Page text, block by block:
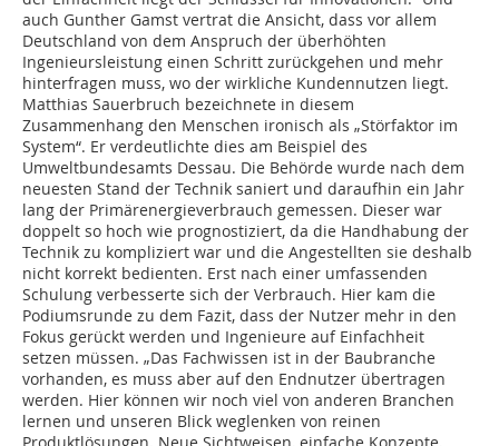
auch Gunther Gamst vertrat die Ansicht, dass vor allem
Deutschland von dem Anspruch der überhöhten
Ingenieursleistung einen Schritt zurückgehen und mehr
hinterfragen muss, wo der wirkliche Kundennutzen liegt.
Matthias Sauerbruch bezeichnete in diesem
Zusammenhang den Menschen ironisch als „Störfaktor im
System“. Er verdeutlichte dies am Beispiel des
Umweltbundesamts Dessau. Die Behörde wurde nach dem
neuesten Stand der Technik saniert und daraufhin ein Jahr
lang der Primärenergieverbrauch gemessen. Dieser war
doppelt so hoch wie prognostiziert, da die Handhabung der
Technik zu kompliziert war und die Angestellten sie deshalb
nicht korrekt bedienten. Erst nach einer umfassenden
Schulung verbesserte sich der Verbrauch. Hier kam die
Podiumsrunde zu dem Fazit, dass der Nutzer mehr in den
Fokus gerückt werden und Ingenieure auf Einfachheit
setzen müssen. „Das Fachwissen ist in der Baubranche
vorhanden, es muss aber auf den Endnutzer übertragen
werden. Hier können wir noch viel von anderen Branchen
lernen und unseren Blick weglenken von reinen